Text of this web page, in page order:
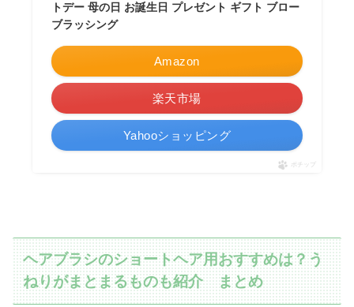
トデー 母の日 お誕生日 プレゼント ギフト ブロー
ブラッシング
Amazon
楽天市場
Yahooショッピング
ポチップ
ヘアブラシのショートヘア用おすすめは？う
ねりがまとまるものも紹介 まとめ